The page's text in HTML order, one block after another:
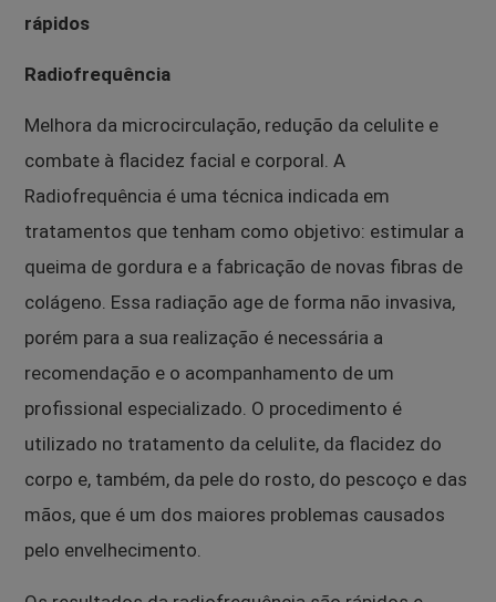
rápidos
Radiofrequência
Melhora da microcirculação, redução da celulite e
combate à flacidez facial e corporal. A
Radiofrequência é uma técnica indicada em
tratamentos que tenham como objetivo: estimular a
queima de gordura e a fabricação de novas fibras de
colágeno. Essa radiação age de forma não invasiva,
porém para a sua realização é necessária a
recomendação e o acompanhamento de um
profissional especializado. O procedimento é
utilizado no tratamento da celulite, da flacidez do
corpo e, também, da pele do rosto, do pescoço e das
mãos, que é um dos maiores problemas causados
pelo envelhecimento.